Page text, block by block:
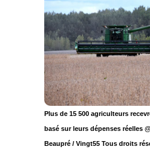
Plus de 15 500 agriculteurs
basé sur leurs dépenses réelles
Beaupré / Vingt55 Tous droits